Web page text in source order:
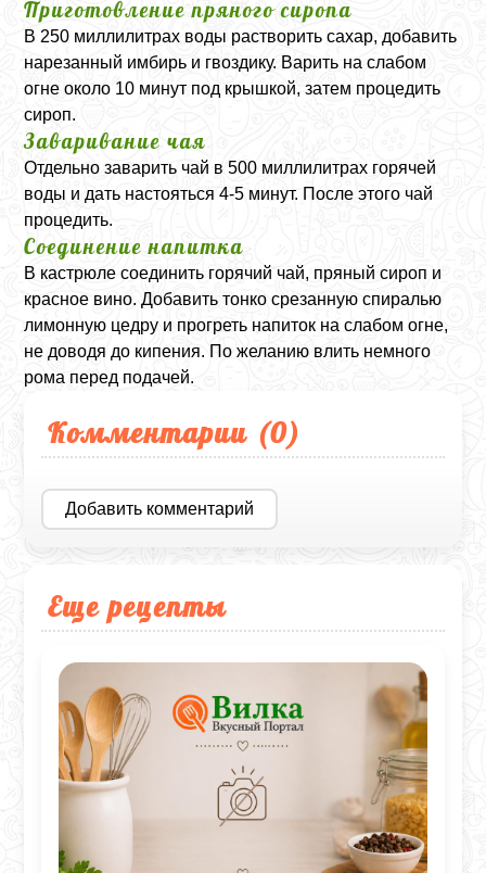
Приготовление пряного сиропа
В 250 миллилитрах воды растворить сахар, добавить
нарезанный имбирь и гвоздику. Варить на слабом
огне около 10 минут под крышкой, затем процедить
сироп.
Заваривание чая
Отдельно заварить чай в 500 миллилитрах горячей
воды и дать настояться 4-5 минут. После этого чай
процедить.
Соединение напитка
В кастрюле соединить горячий чай, пряный сироп и
красное вино. Добавить тонко срезанную спиралью
лимонную цедру и прогреть напиток на слабом огне,
не доводя до кипения. По желанию влить немного
рома перед подачей.
Комментарии (0)
Добавить комментарий
Еще рецепты